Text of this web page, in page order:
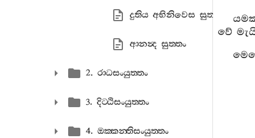
දුතිය අභිනිවෙස සුත‍්තං
ආනන්‍ද සුත‍්තං
2. රාධසංයුත‍්තං
3. දිට‍්ඨිසංයුත‍්තං
4. ඔක‍්කන‍්තිසංයුත‍්තං
වේ